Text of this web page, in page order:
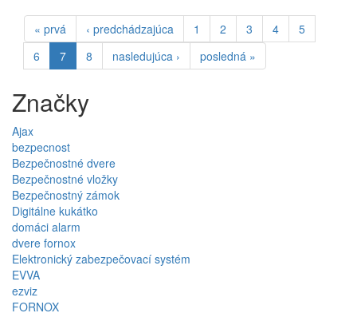
« prvá ‹ predchádzajúca 1 2 3 4
5
6
7 8 nasledujúca › posledná »
Značky
Ajax
bezpecnost
Bezpečnostné dvere
Bezpečnostné vložky
Bezpečnostný zámok
Digitálne kukátko
domáci alarm
dvere fornox
Elektronický zabezpečovací systém
EVVA
ezviz
FORNOX